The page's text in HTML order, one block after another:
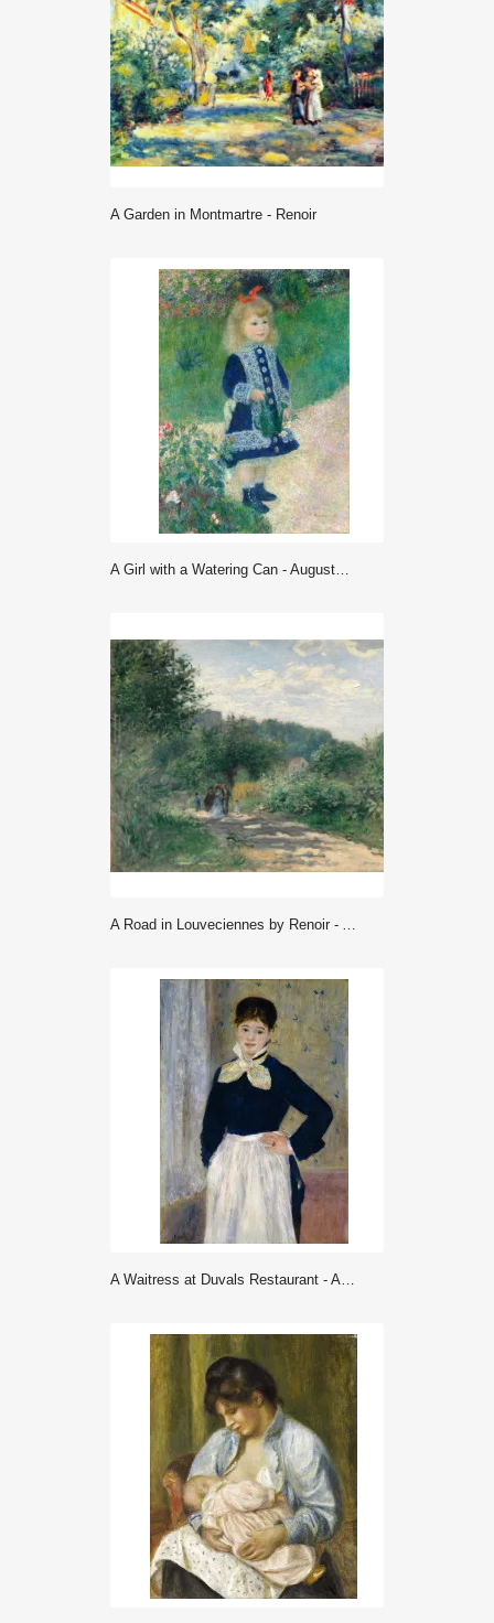
A Garden in Montmartre - Renoir
A Girl with a Watering Can - Auguste Renoir
A Road in Louveciennes by Renoir - Auguste Renoir
A Waitress at Duvals Restaurant - Auguste Renoir